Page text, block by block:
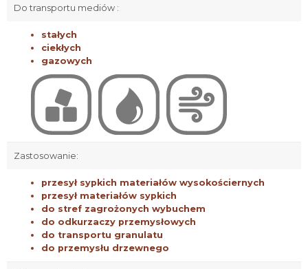
Do transportu mediów :
stałych
ciekłych
gazowych
Zastosowanie:
przesył sypkich materiałów wysokościernych
przesył materiałów sypkich
do stref zagrożonych wybuchem
do odkurzaczy przemysłowych
do transportu granulatu
do przemysłu drzewnego